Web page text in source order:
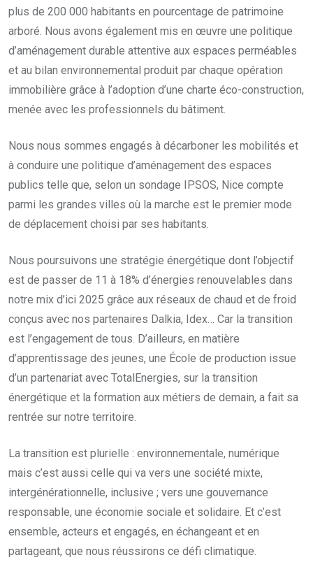
plus de 200 000 habitants en pourcentage de patrimoine
arboré. Nous avons également mis en œuvre une politique
d’aménagement durable attentive aux espaces perméables
et au bilan environnemental produit par chaque opération
immobilière grâce à l’adoption d’une charte éco-construction,
menée avec les professionnels du bâtiment.
Nous nous sommes engagés à décarboner les mobilités et
à conduire une politique d’aménagement des espaces
publics telle que, selon un sondage IPSOS, Nice compte
parmi les grandes villes où la marche est le premier mode
de déplacement choisi par ses habitants.
Nous poursuivons une stratégie énergétique dont l’objectif
est de passer de 11 à 18% d’énergies renouvelables dans
notre mix d’ici 2025 grâce aux réseaux de chaud et de froid
conçus avec nos partenaires Dalkia, Idex… Car la transition
est l’engagement de tous. D’ailleurs, en matière
d’apprentissage des jeunes, une École de production issue
d’un partenariat avec TotalEnergies, sur la transition
énergétique et la formation aux métiers de demain, a fait sa
rentrée sur notre territoire.
La transition est plurielle : environnementale, numérique
mais c’est aussi celle qui va vers une société mixte,
intergénérationnelle, inclusive ; vers une gouvernance
responsable, une économie sociale et solidaire. Et c’est
ensemble, acteurs et engagés, en échangeant et en
partageant, que nous réussirons ce défi climatique.